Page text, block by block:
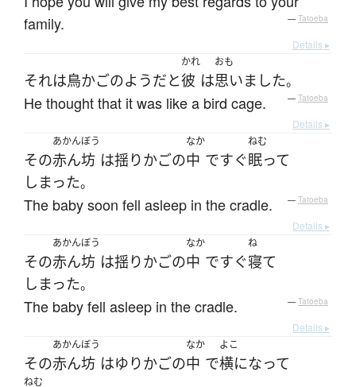
family.
— Tatoeba
Details ▸
それは鳥かごのようだと
かれ
彼 は
おも
思いました。
He thought that it was like a bird cage. — Tatoeba
Details ▸
その
あかんぼう
赤ん坊 は揺りかごの
なか
中 ですぐ
ねむ
眠って
しまった。
The baby soon fell asleep in the cradle. — Tatoeba
Details ▸
その
あかんぼう
赤ん坊 は揺りかごの
なか
中 ですぐ
ね
寝て
しまった。
The baby fell asleep in the cradle. — Tatoeba
Details ▸
その
あかんぼう
赤ん坊 はゆりかごの
なか
中 で
よこ
横になって
ねむ